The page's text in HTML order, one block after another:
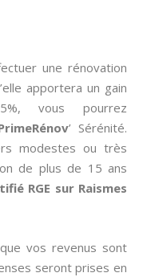
une rénovation
apportera un gain
vous pourrez
’ Sérénité.
modestes ou très
de plus de 15 ans
RGE sur Raismes
vos revenus sont
seront prises en